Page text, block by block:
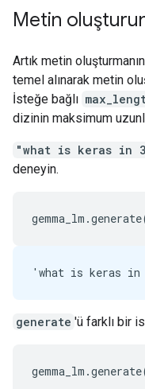
Metin
Artık metin
temel alınarak metin
İsteğe bağlı
dizinin maksimum
"what is keras in
deneyin.
gemma_lm .generate
generate 'ü farklı bir
gemma_lm .generate